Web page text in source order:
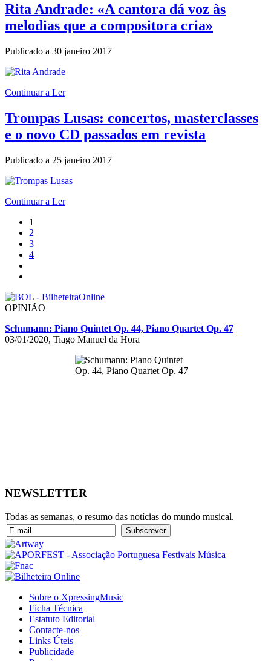
Rita Andrade: «A cantora dá voz às
melodias que a compositora cria»
Publicado a 30 janeiro 2017
Continuar a Ler
Trompas Lusas: concertos, masterclasses
e o novo CD passados em revista
Publicado a 25 janeiro 2017
Continuar a Ler
1
2
3
4
OPINIÃO
Schumann: Piano Quintet Op. 44, Piano Quartet Op. 47
03/01/2020, Tiago Manuel da Hora
NEWSLETTER
Todas as semanas, o resumo das notícias do mundo musical.
Sobre o XpressingMusic
Ficha Técnica
Estatuto Editorial
Contacte-nos
Links Úteis
Publicidade